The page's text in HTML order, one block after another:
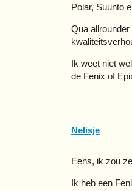
Polar, Suunto
Qua
Ik weet niet
de Fenix of
Nelisje
Eens, ik zou
Ik heb een